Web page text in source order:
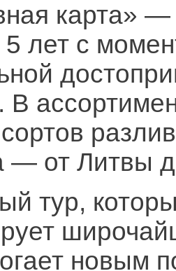
карта»
5 лет с
В
— от Литвы
тур,
новым